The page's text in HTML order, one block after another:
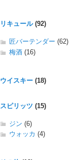
リキュール(92)
匠バーテンダー (62)
梅酒 (16)
ウイスキー (18)
スピリッツ (15)
ジン (6)
ウォッカ (4)